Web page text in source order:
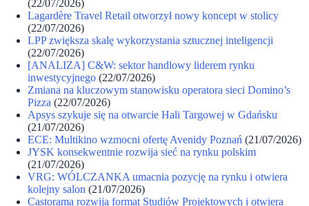
(22/07/2026)
Lagardère Travel Retail otworzył nowy koncept w stolicy
(22/07/2026)
LPP zwiększa skalę wykorzystania sztucznej inteligencji
(22/07/2026)
[ANALIZA] C&W: sektor handlowy liderem rynku
inwestycyjnego (22/07/2026)
Zmiana na kluczowym stanowisku operatora sieci Domino’s
Pizza (22/07/2026)
Apsys szykuje się na otwarcie Hali Targowej w Gdańsku
(21/07/2026)
ECE: Multikino wzmocni ofertę Avenidy Poznań (21/07/2026)
JYSK konsekwentnie rozwija sieć na rynku polskim
(21/07/2026)
VRG: WÓLCZANKA umacnia pozycję na rynku i otwiera
kolejny salon (21/07/2026)
Castorama rozwija format Studiów Projektowych i otwiera